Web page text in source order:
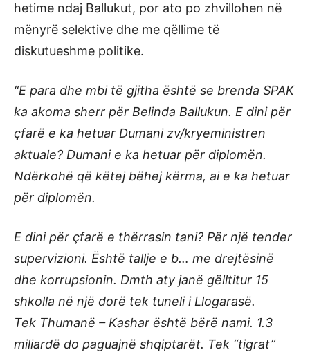
hetime ndaj Ballukut, por ato po zhvillohen në
mënyrë selektive dhe me qëllime të
diskutueshme politike.
“E para dhe mbi të gjitha është se brenda SPAK
ka akoma sherr për Belinda Ballukun. E dini për
çfarë e ka hetuar Dumani zv/kryeministren
aktuale? Dumani e ka hetuar për diplomën.
Ndërkohë që këtej bëhej kërma, ai e ka hetuar
për diplomën.
E dini për çfarë e thërrasin tani? Për një tender
supervizioni. Është tallje e b… me drejtësinë
dhe korrupsionin. Dmth aty janë gëlltitur 15
shkolla në një dorë tek tuneli i Llogarasë.
Tek Thumanë – Kashar është bërë nami. 1.3
miliardë do paguajnë shqiptarët. Tek “tigrat”